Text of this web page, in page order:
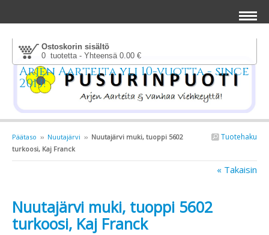
Ostoskorin sisältö
0 tuotetta - Yhteensä 0.00 €
Arjen Aarteita yli 10-vuotta - since
2013!
Tuotehaku
Päätaso ›› Nuutajärvi ›› Nuutajärvi muki, tuoppi 5602
turkoosi, Kaj Franck
« Takaisin
Nuutajärvi muki, tuoppi 5602
turkoosi, Kaj Franck